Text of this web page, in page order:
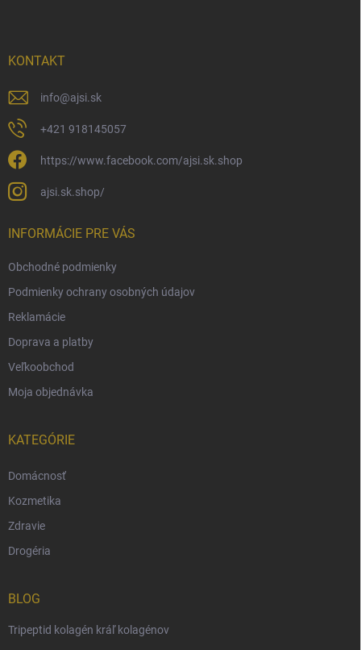
KONTAKT
info@ajsi.sk
+421 918145057
https://www.facebook.com/ajsi.sk.shop
ajsi.sk.shop/
INFORMÁCIE PRE VÁS
Obchodné podmienky
Podmienky ochrany osobných údajov
Reklamácie
Doprava a platby
Veľkoobchod
Moja objednávka
KATEGÓRIE
Domácnosť
Kozmetika
Zdravie
Drogéria
BLOG
Tripeptid kolagén kráľ kolagénov